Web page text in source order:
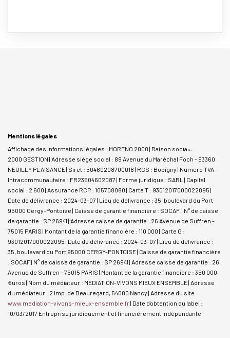
Mentions légales
Affichage des informations légales : MORENO 2000 | Raison sociale : MORENO
2000 GESTION | Adresse siège social : 89 Avenue du Maréchal Foch - 93360
NEUILLY PLAISANCE | Siret : 50460208700018 | RCS : Bobigny | Numero TVA
Intracommunautaire : FR23504602087 | Forme juridique : SARL | Capital
social : 2 600 | Assurance RCP : 105708080 | Carte T : 93012017000022095 |
Date de délivrance : 2024-03-07 | Lieu de délivrance : 35, boulevard du Port
95000 Cergy-Pontoise | Caisse de garantie financière : SOCAF. | N° de caisse
de garantie : SP 26941 | Adresse caisse de garantie : 26 Avenue de Suffren -
75015 PARIS | Montant de la garantie financière : 110 000 | Carte G :
93012017000022095 | Date de délivrance : 2024-03-07 | Lieu de délivrance :
35, boulevard du Port 95000 CERGY-PONTOISE | Caisse de garantie financière
: SOCAF | N° de caisse de garantie : SP 26941 | Adresse caisse de garantie : 26
Avenue de Suffren - 75015 PARIS | Montant de la garantie financière : 350 000
€uros | Nom du médiateur : MEDIATION-VIVONS MIEUX ENSEMBLE | Adresse
du médiateur : 2 Imp. de Beauregard, 54000 Nancy | Adresse du site :
www.mediation-vivons-mieux-ensemble.fr| Date d'obtention du label :
10/03/2017 Entreprise juridiquement et financièrement indépendante